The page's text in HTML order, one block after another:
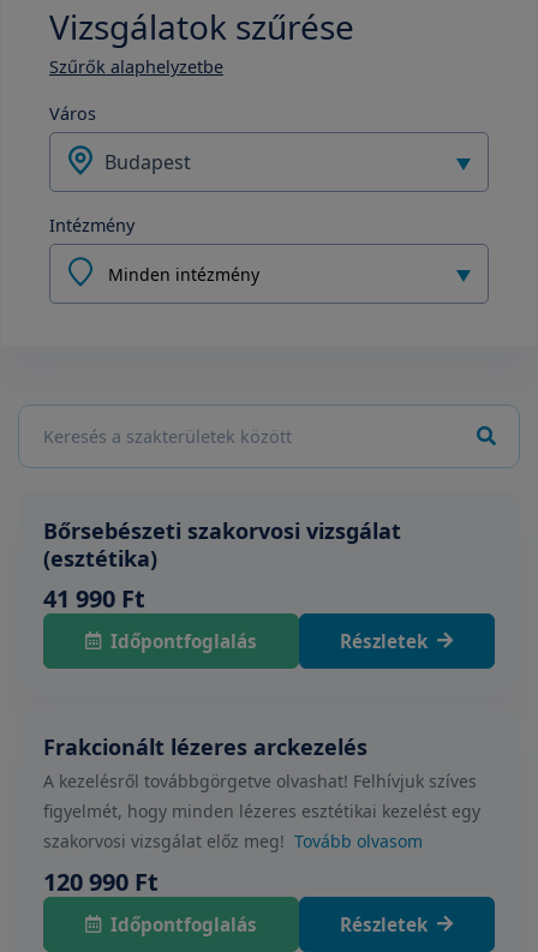
Vizsgálatok szűrése
Szűrők alaphelyzetbe
Város
Budapest
Intézmény
Minden intézmény
Bőrsebészeti szakorvosi vizsgálat
(esztétika)
41 990 Ft
Időpontfoglalás Részletek
Frakcionált lézeres arckezelés
A kezelésről továbbgörgetve olvashat! Felhívjuk szíves
figyelmét, hogy minden lézeres esztétikai kezelést egy
szakorvosi vizsgálat előz meg! Tovább olvasom
120 990 Ft
Időpontfoglalás Részletek